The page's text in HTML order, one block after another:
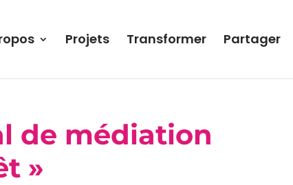
Projets Transformer Partager
de médiation
»